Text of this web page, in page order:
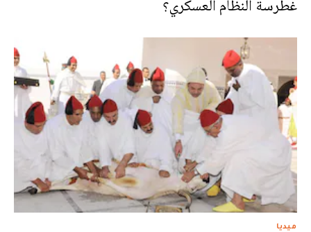
غطرسة النظام العسكري؟
ميديا